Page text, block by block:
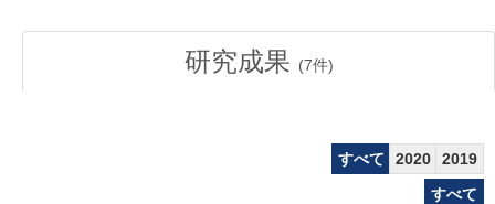
研究成果 (7件)
すべて 2020
2019
すべて